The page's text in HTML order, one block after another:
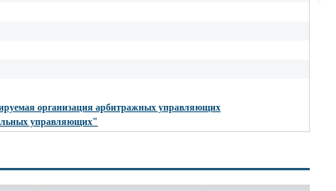
организация арбитражных управляющих
управляющих"